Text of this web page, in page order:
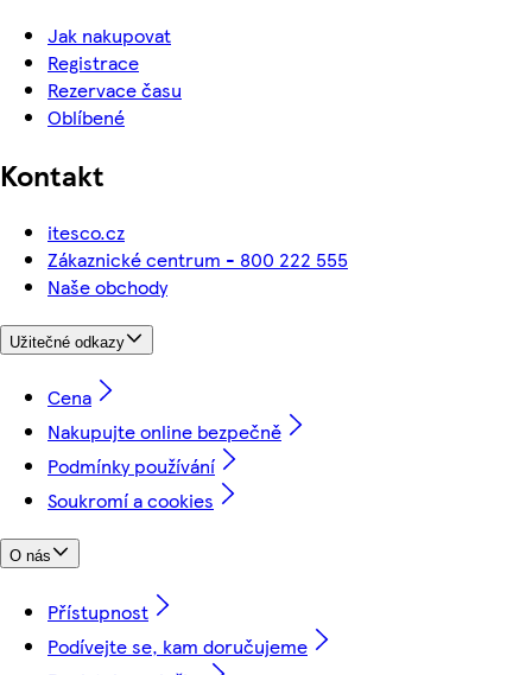
Jak nakupovat
Registrace
Rezervace času
Oblíbené
Kontakt
itesco.cz
Zákaznické centrum - 800 222 555
Naše obchody
Užitečné odkazy
Cena
Nakupujte online bezpečně
Podmínky používání
Soukromí a cookies
O nás
Přístupnost
Podívejte se, kam doručujeme